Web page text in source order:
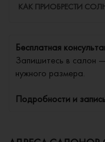
КАК ПРИОБРЕСТИ
Бесплатная
Запишитесь в салон
нужного размера.
Подробности и